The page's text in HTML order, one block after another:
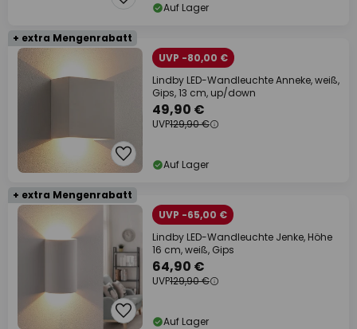
Auf Lager
+ extra Mengenrabatt
UVP -80,00 €
Lindby LED-Wandleuchte Anneke, weiß,
Gips, 13 cm, up/down
49,90 €
UVP129,90 €
Auf Lager
+ extra Mengenrabatt
UVP -65,00 €
Lindby LED-Wandleuchte Jenke, Höhe
16 cm, weiß, Gips
64,90 €
UVP129,90 €
Auf Lager